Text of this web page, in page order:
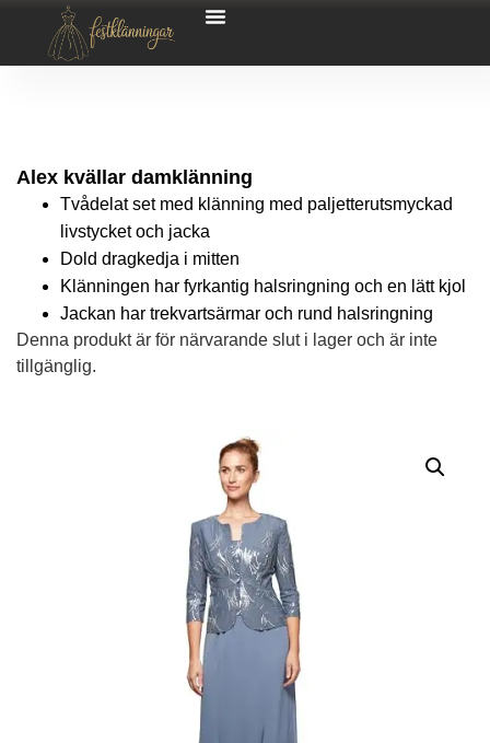
Alex kvällar damklänning
Tvådelat set med klänning med paljetterutsmyckad
livstycket och jacka
Dold dragkedja i mitten
Klänningen har fyrkantig halsringning och en lätt kjol
Jackan har trekvartsärmar och rund halsringning
Denna produkt är för närvarande slut i lager och är inte
tillgänglig.